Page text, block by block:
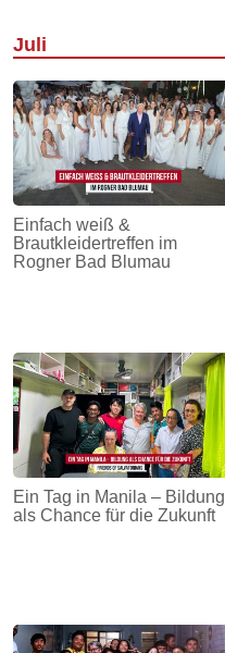
Juli
Einfach weiß &
Brautkleidertreffen im
Rogner Bad Blumau
Ein Tag in Manila – Bildung
als Chance für die Zukunft